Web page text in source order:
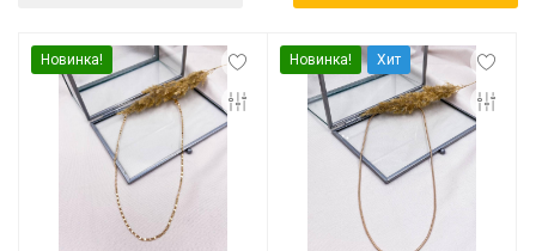
Новинка! Новинка! Хит